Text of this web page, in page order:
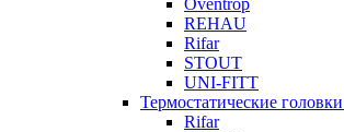
Oventrop
REHAU
Rifar
STOUT
UNI-FITT
Термостатические головки
Rifar